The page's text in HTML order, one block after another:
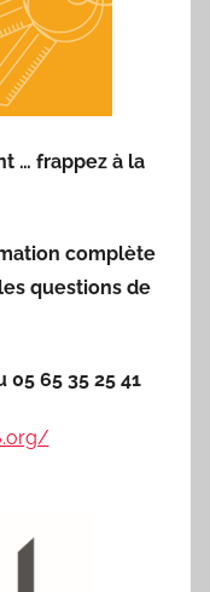
… frappez à la
complète
questions de
65 35 25 41